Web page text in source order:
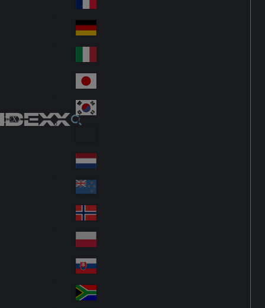
IDEXX
d
Fra
nc
e
Ge
an
y
Ital
y
Jap
an
Ko
Lat
in
A
me
ric
a
Ne
the
rla
nd
s
Ne
w
Ze
ala
nd
No
rw
ay
Pol
an
d
Slo
va